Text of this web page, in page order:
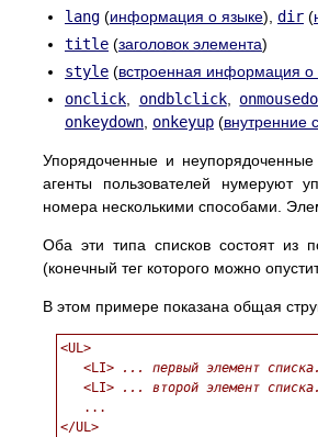
lang (информация о языке), dir (
title (заголовок элемента)
style (встроенная информация о
onclick, ondblclick,
onkeydown, onkeyup (внутренние
Упорядоченные и неупорядоченные
агенты пользователей нумеруют
номера несколькими способами.
Оба эти типа списков состоят из
(конечный тег которого можно
В этом примере показана общая
<UL>
   <LI>
... первый элемент
   <LI>
... второй элемент
   ...